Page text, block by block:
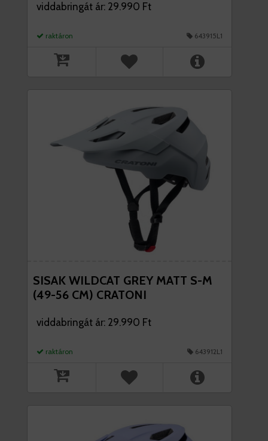
viddabringát ár: 29.990 Ft
raktáron 643915L1
SISAK WILDCAT GREY MATT S-M
(49-56 CM) CRATONI
viddabringát ár: 29.990 Ft
raktáron 643912L1